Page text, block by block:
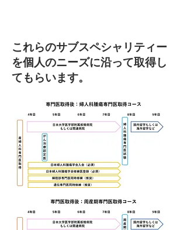
これらのサブスペシャリティー
を個人のニーズに沿って取得し
てもらいます。